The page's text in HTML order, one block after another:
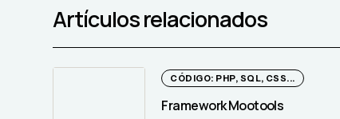
Artículos relacionados
CÓDIGO: PHP, SQL, CSS...
Framework Mootools